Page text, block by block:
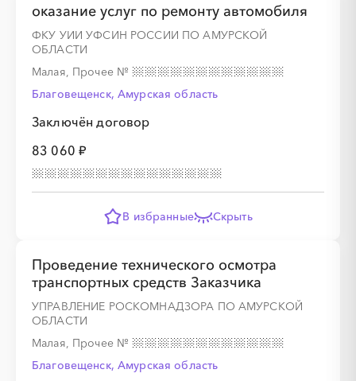
оказание услуг по ремонту автомобиля
ФКУ УИИ УФСИН РОССИИ ПО АМУРСКОЙ
ОБЛАСТИ
Малая, Прочее №
Благовещенск, Амурская область
Заключён договор
83 060 ₽
В избранные Скрыть
Проведение технического осмотра
транспортных средств Заказчика
УПРАВЛЕНИЕ РОСКОМНАДЗОРА ПО АМУРСКОЙ
ОБЛАСТИ
Малая, Прочее №
Благовещенск, Амурская область